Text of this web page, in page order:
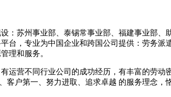
苏州事业部、泰锡常事业部、福建事业部、
，专业为中国企业和跨国公司提供：劳务派
理和服务。
营不同行业公司的成功经历，有丰富的劳动
户第一、努力进取、追求卓越 的服务理念，